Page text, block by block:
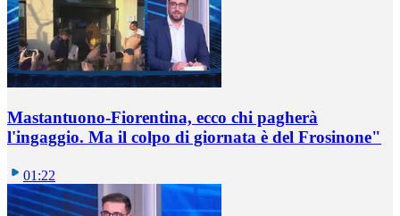
Mastantuono-Fiorentina, ecco chi pagherà
l'ingaggio. Ma il colpo di giornata è del Frosinone"
01:22